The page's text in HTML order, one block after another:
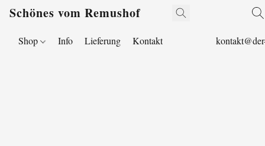
Schönes vom Remushof
Shop Info Lieferung Kontakt